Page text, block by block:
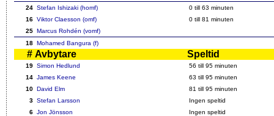
24 Stefan Ishizaki (homf) 0 till 63 minuten
16 Viktor Claesson (omf) 0 till 81 minuten
25 Marcus Rohdén (vomf)
18 Mohamed Bangura (f)
# Avbytare Speltid
19 Simon Hedlund 56 till 95 minuten
14 James Keene 63 till 95 minuten
10 David Elm 81 till 95 minuten
3 Stefan Larsson
Ingen speltid
6 Jon Jönsson
Ingen speltid